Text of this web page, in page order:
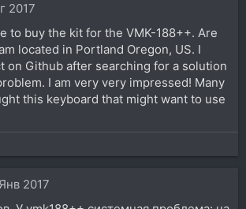
2017
to buy the kit for the VMK-188++. Are
located in Portland Oregon, US. I
on Github after searching for a solution
I am very very impressed! Many
this keyboard that might want to use
2017